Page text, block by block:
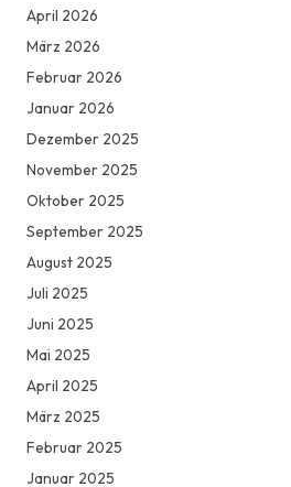
April 2026
März 2026
Februar 2026
Januar 2026
Dezember 2025
November 2025
Oktober 2025
September 2025
August 2025
Juli 2025
Juni 2025
Mai 2025
April 2025
März 2025
Februar 2025
Januar 2025